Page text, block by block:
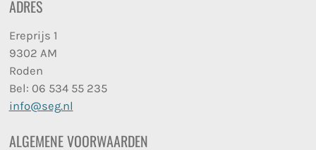
ADRES
Ereprijs 1
9302 AM
Roden
Bel: 06 534 55 235
info@seg.nl
ALGEMENE VOORWAARDEN